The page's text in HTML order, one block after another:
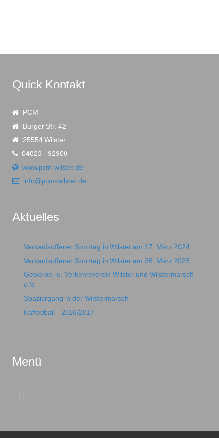
Quick Kontakt
PCM
Burger Str. 42
25554 Wilster
04823 - 92900
www.pcm-wilster.de
info@pcm-wilster.de
Aktuelles
Verkaufsoffener Sonntag in Wilster am 17. März 2024
Verkaufsoffener Sonntag in Wilster am 26. März 2023
Gewerbe- u. Verkehrsverein Wilster und Wilstermarsch
e.V.
Spaziergang in der Wilstermarsch
Kaffeeball - 2016/2017
Menü